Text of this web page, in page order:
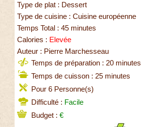
Type de plat : Dessert
Type de cuisine : Cuisine européenne
Temps Total : 45 minutes
Calories : Elevée
Auteur : Pierre Marchesseau
Temps de préparation : 20 minutes
Temps de cuisson : 25 minutes
Pour 6 Personne(s)
Difficulté : Facile
Budget : €